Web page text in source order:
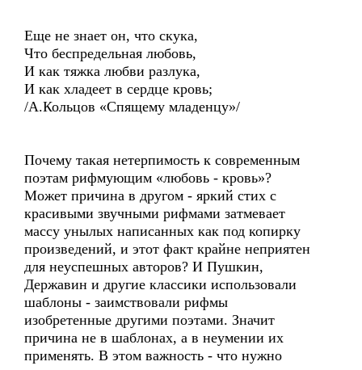
Еще не знает он, что скука,
Что беспредельная любовь,
И как тяжка любви разлука,
И как хладеет в сердце кровь;
/А.Кольцов «Спящему младенцу»/
Почему такая нетерпимость к современным
поэтам рифмующим «любовь - кровь»?
Может причина в другом - яркий стих с
красивыми звучными рифмами затмевает
массу унылых написанных как под копирку
произведений, и этот факт крайне неприятен
для неуспешных авторов? И Пушкин,
Державин и другие классики использовали
шаблоны - заимствовали рифмы
изобретенные другими поэтами. Значит
причина не в шаблонах, а в неумении их
применять. В этом важность - что нужно